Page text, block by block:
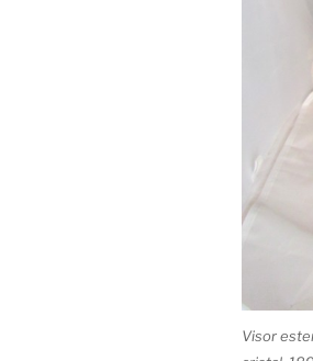
Visor